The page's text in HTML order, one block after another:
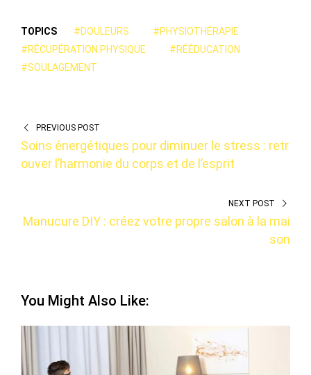
TOPICS #DOULEURS
#PHYSIOTHÉRAPIE
#RÉCUPÉRATION PHYSIQUE
#RÉÉDUCATION
#SOULAGEMENT
PREVIOUS POST
Soins énergétiques pour diminuer le stress : retr
ouver l’harmonie du corps et de l’esprit
NEXT POST
Manucure DIY : créez votre propre salon à la mai
son
You Might Also Like: